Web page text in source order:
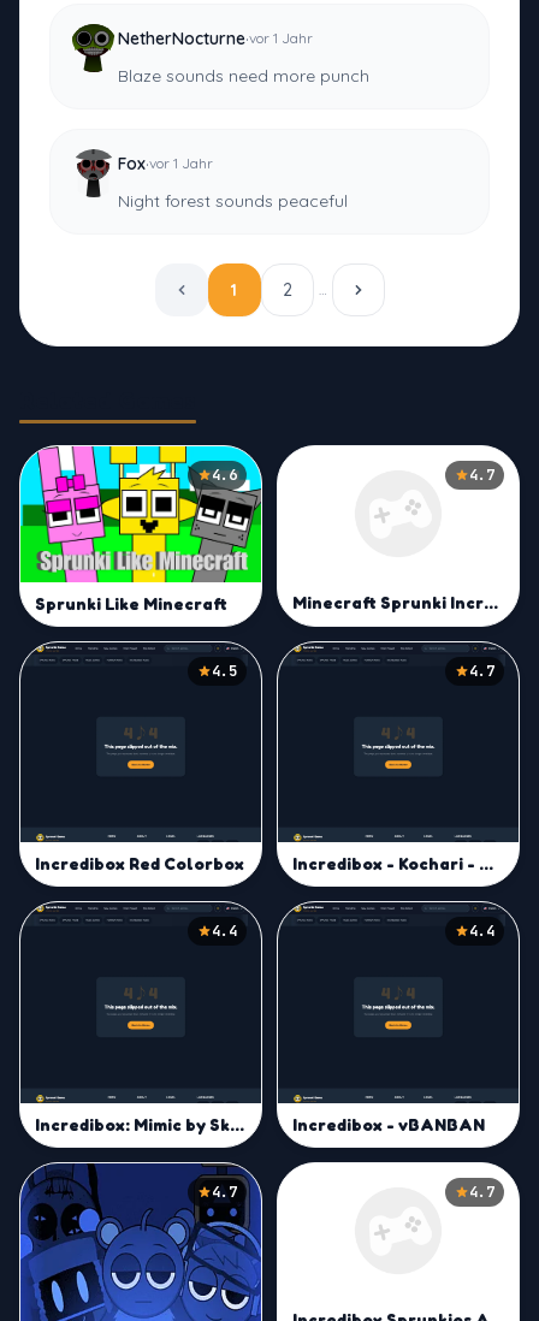
NetherNocturne·vor 1 Jahr
Blaze sounds need more punch
Fox·vor 1 Jahr
Night forest sounds peaceful
1 2 …
4.6
Sprunki Like Minecraft
4.7
Minecraft Sprunki Incredibox
4.5
Incredibox Red Colorbox
4.7
Incredibox - Kochari - Concept Full
4.4
Incredibox: Mimic by Skitz43
4.4
Incredibox - vBANBAN
4.7 4.7